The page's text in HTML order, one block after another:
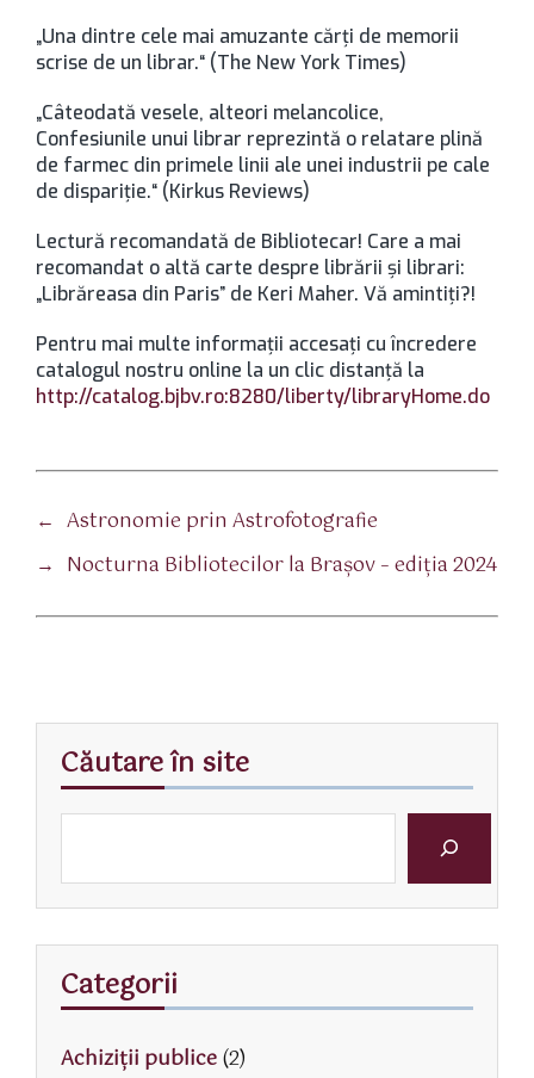
„Una dintre cele mai amuzante cărți de memorii
scrise de un librar.“ (The New York Times)
„Câteodată vesele, alteori melancolice,
Confesiunile unui librar reprezintă o relatare plină
de farmec din primele linii ale unei industrii pe cale
de dispariție.“ (Kirkus Reviews)
Lectură recomandată de Bibliotecar! Care a mai
recomandat o altă carte despre librării şi librari:
„Librăreasa din Paris” de Keri Maher. Vă amintiţi?!
Pentru mai multe informaţii accesaţi cu încredere
catalogul nostru online la un clic distanţă la
http://catalog.bjbv.ro:8280/liberty/libraryHome.do
← Astronomie prin Astrofotografie
→ Nocturna Bibliotecilor la Braşov – ediţia 2024
Căutare în site
Categorii
Achiziții publice(2)